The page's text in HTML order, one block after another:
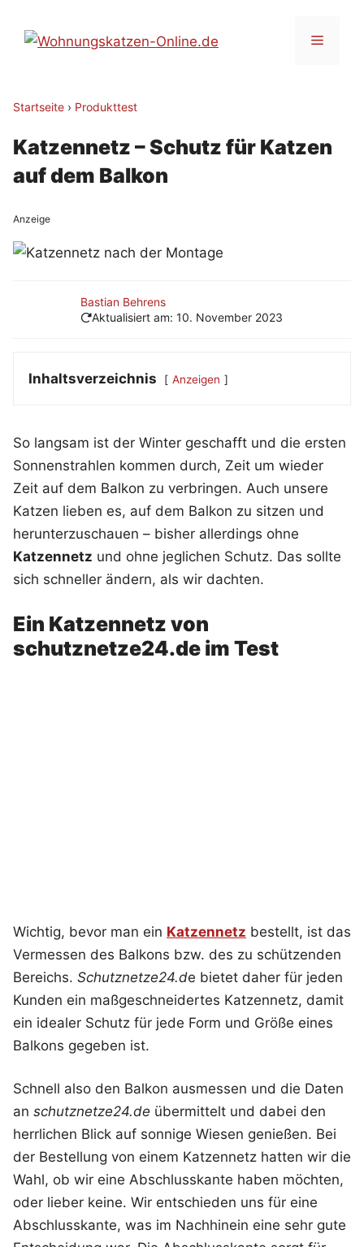
Inhalt
Menü
Startseite › Produkttest
Katzennetz – Schutz für Katzen
auf dem Balkon
Anzeige
Bastian Behrens
Aktualisiert am:10. November 2023
Inhaltsverzeichnis Anzeigen
So langsam ist der Winter geschafft und die ersten
Sonnenstrahlen kommen durch, Zeit um wieder
Zeit auf dem Balkon zu verbringen. Auch unsere
Katzen lieben es, auf dem Balkon zu sitzen und
herunterzuschauen – bisher allerdings ohne
Katzennetz und ohne jeglichen Schutz. Das sollte
sich schneller ändern, als wir dachten.
Ein Katzennetz von
schutznetze24.de im Test
Wichtig, bevor man ein Katzennetz bestellt, ist das
Vermessen des Balkons bzw. des zu schützenden
Bereichs. Schutznetze24.de bietet daher für jeden
Kunden ein maßgeschneidertes Katzennetz, damit
ein idealer Schutz für jede Form und Größe eines
Balkons gegeben ist.
Schnell also den Balkon ausmessen und die Daten
an schutznetze24.de übermittelt und dabei den
herrlichen Blick auf sonnige Wiesen genießen. Bei
der Bestellung von einem Katzennetz hatten wir die
Wahl, ob wir eine Abschlusskante haben möchten,
oder lieber keine. Wir entschieden uns für eine
Abschlusskante, was im Nachhinein eine sehr gute